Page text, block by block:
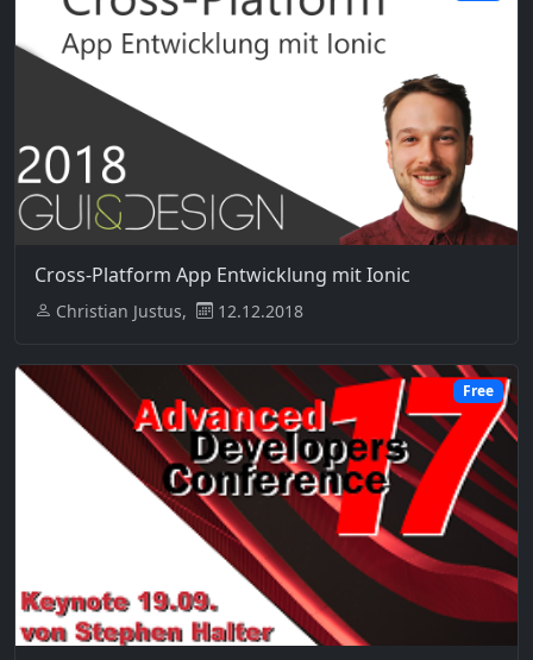
Cross-Platform App Entwicklung mit Ionic
Christian Justus, 12.12.2018
Free